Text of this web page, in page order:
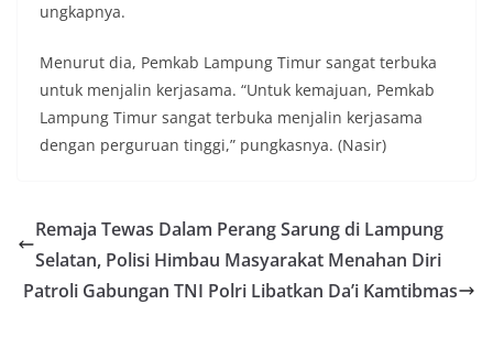
ungkapnya.
Menurut dia, Pemkab Lampung Timur sangat terbuka
untuk menjalin kerjasama. “Untuk kemajuan, Pemkab
Lampung Timur sangat terbuka menjalin kerjasama
dengan perguruan tinggi,” pungkasnya. (Nasir)
Remaja Tewas Dalam Perang Sarung di Lampung
Selatan, Polisi Himbau Masyarakat Menahan Diri
Patroli Gabungan TNI Polri Libatkan Da’i Kamtibmas